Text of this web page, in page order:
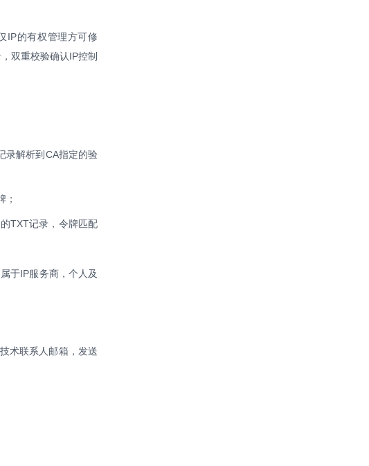
IP的有权管理方可修
双重校验确认IP控制
录解析到CA指定的验
；
TXT记录，令牌匹配
于IP服务商，个人及
术联系人邮箱，发送